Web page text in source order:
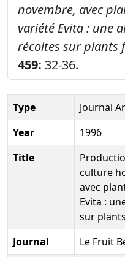
novembre, avec
variété Evita : une
récoltes sur plants
459: 32-36.
Type
Journal
Year
1996
Title
culture
avec
Evita :
sur
Journal
Le Fruit